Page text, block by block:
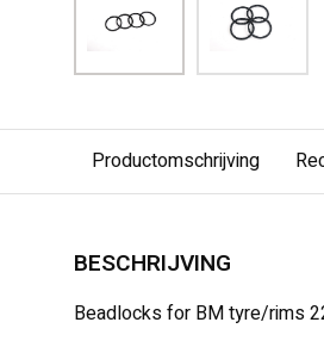
Productomschrijving
BESCHRIJVING
Beadlocks for BM tyre/rims